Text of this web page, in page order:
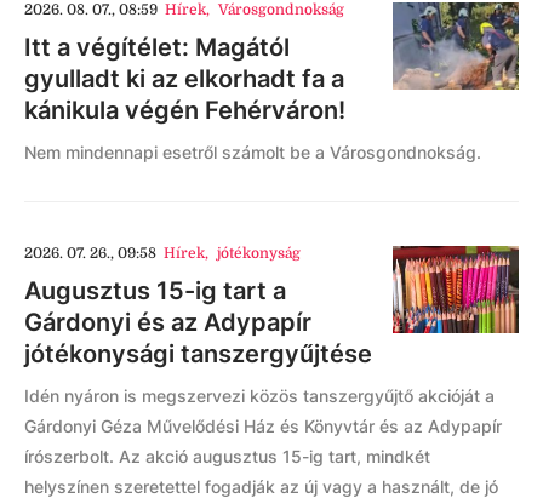
2026. 08. 07., 08:59 Hírek, Városgondnokság
Itt a végítélet: Magától
gyulladt ki az elkorhadt fa a
kánikula végén Fehérváron!
Nem mindennapi esetről számolt be a Városgondnokság.
2026. 07. 26., 09:58 Hírek, jótékonyság
Augusztus 15-ig tart a
Gárdonyi és az Adypapír
jótékonysági tanszergyűjtése
Idén nyáron is megszervezi közös tanszergyűjtő akcióját a
Gárdonyi Géza Művelődési Ház és Könyvtár és az Adypapír
írószerbolt. Az akció augusztus 15-ig tart, mindkét
helyszínen szeretettel fogadják az új vagy a használt, de jó